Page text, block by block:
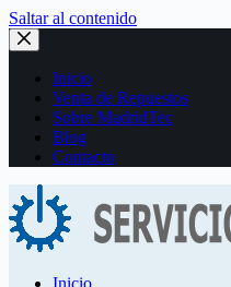
Saltar al contenido
Inicio
Venta de Repuestos
Sobre MadridTec
Blog
Contacto
Inicio